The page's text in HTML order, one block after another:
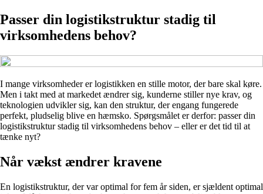
Passer din logistikstruktur stadig til
virksomhedens behov?
I mange virksomheder er logistikken en stille motor, der bare skal køre.
Men i takt med at markedet ændrer sig, kunderne stiller nye krav, og
teknologien udvikler sig, kan den struktur, der engang fungerede
perfekt, pludselig blive en hæmsko. Spørgsmålet er derfor: passer din
logistikstruktur stadig til virksomhedens behov – eller er det tid til at
tænke nyt?
Når vækst ændrer kravene
En logistikstruktur, der var optimal for fem år siden, er sjældent optimal